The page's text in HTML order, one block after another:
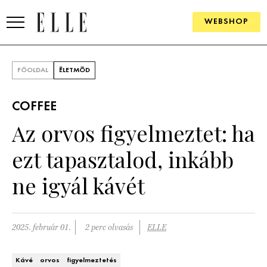
WEBSHOP
SZÉPSÉG
ÉLETMÓD
PÁRKAPCSOLAT
FŐOLDAL ÉLETMÓD
COFFEE
Az orvos figyelmeztet: ha
ezt tapasztalod, inkább
ne igyál kávét
2025. február 01. 2 perc olvasás ELLE
Kávé orvos figyelmeztetés